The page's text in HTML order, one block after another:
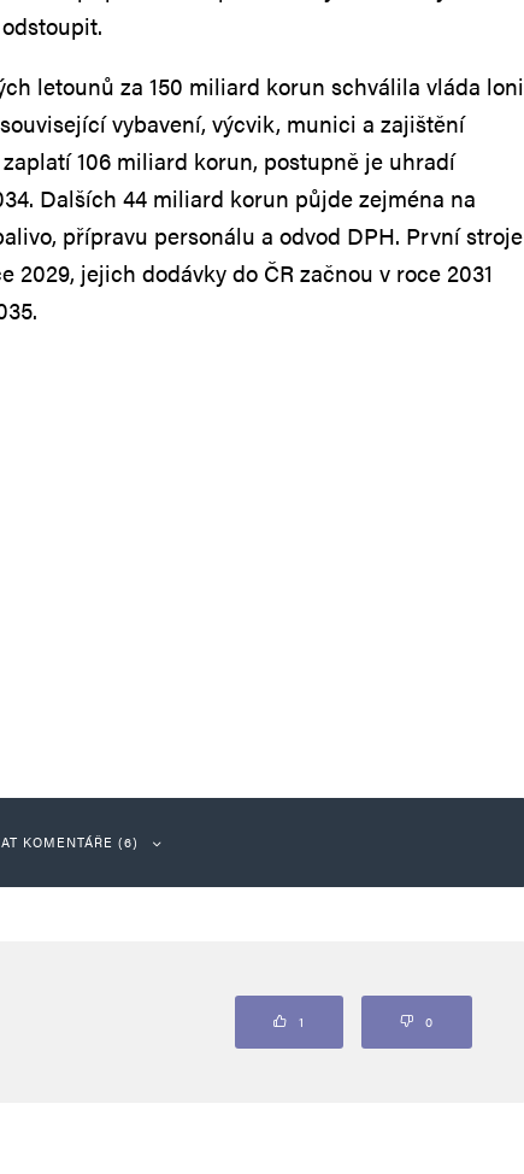
letounů za 150 miliard korun schválila vláda loni
vybavení, výcvik, munici a zajištění
106 miliard korun, postupně je uhradí
Dalších 44 miliard korun půjde zejména na
přípravu personálu a odvod DPH. První stroje
2029, jejich dodávky do ČR začnou v roce 2031
KOMENTÁŘE (6)
slibem nezarmoutíš, že? 🙂 V roce 2031 už tady
1 0